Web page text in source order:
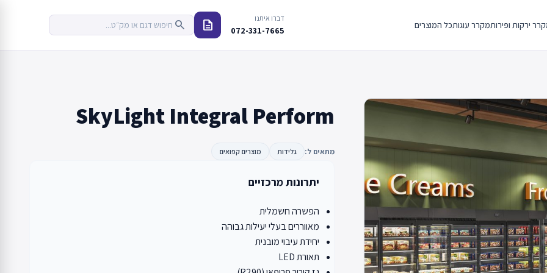
ירקות ופירותמקרר עוגותכל המוצרים
דברו איתנו
072-331-7665
description
search
SkyLight Integral Perform
מתאים ל: גלידות מוצרים קפואים
יתרונות מרכזיים
הפשרה חשמלית
מאווררים בעלי יעילות גבוהה
יחידת עיבוי מובנית
תאורת LED